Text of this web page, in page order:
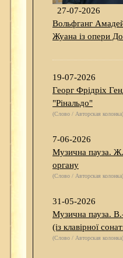
27-07-2026
Вольфганг
Жуана із опери
19-07-2026
Георг Фрідріх
"Рінальдо"
(Слово / Авторская колонка)
7-06-2026
Музична пауза.
органу
(Слово / Авторская колонка)
31-05-2026
Музична пауза.
(із клавірної
(Слово / Авторская колонка)